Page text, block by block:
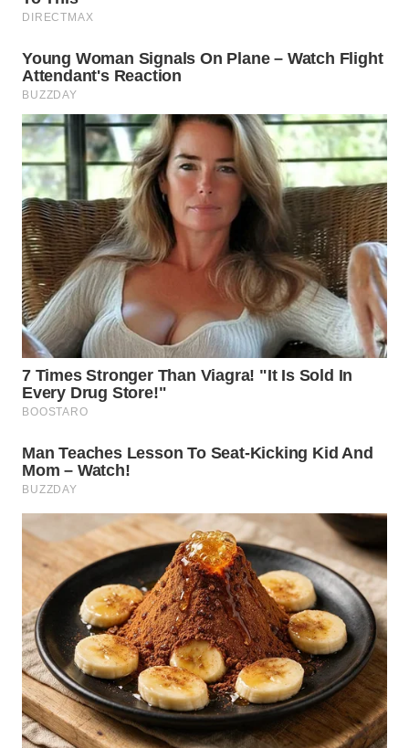
WN
WN
TOBA
WN
NIAS
WN
LANGKAT
WN
TAPANULI
SELATAN
WN
TANJUNG
WN
WN
SIMALUNGUN
WN
LABUHANBATU
WN
TAPANULI
TENGAH